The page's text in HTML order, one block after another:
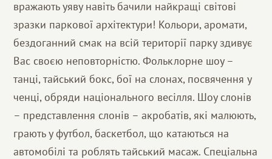
вражають уяву навіть бачили найкращі світові
зразки паркової архітектури! Кольори, аромати,
бездоганний смак на всій території парку здивує
Вас своєю неповторністю. Фольклорне шоу –
танці, тайський бокс, бої на слонах, посвячення у
ченці, обряди національного весілля. Шоу слонів
– представлення слонів – акробатів, які малюють,
грають у футбол, баскетбол, що катаються на
автомобілі та роблять тайський масаж. Спеціальна